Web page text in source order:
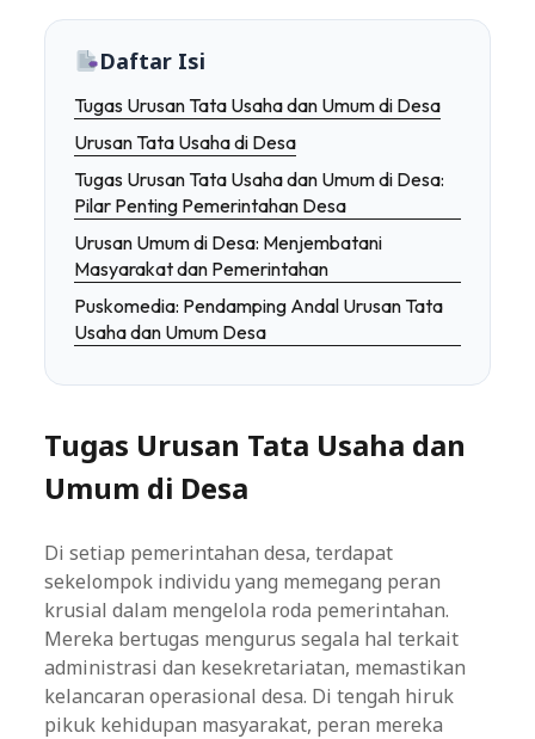
Daftar Isi
Tugas Urusan Tata Usaha dan Umum di Desa
Urusan Tata Usaha di Desa
Tugas Urusan Tata Usaha dan Umum di Desa:
Pilar Penting Pemerintahan Desa
Urusan Umum di Desa: Menjembatani
Masyarakat dan Pemerintahan
Puskomedia: Pendamping Andal Urusan Tata
Usaha dan Umum Desa
Tugas Urusan Tata Usaha dan
Umum di Desa
Di setiap pemerintahan desa, terdapat
sekelompok individu yang memegang peran
krusial dalam mengelola roda pemerintahan.
Mereka bertugas mengurus segala hal terkait
administrasi dan kesekretariatan, memastikan
kelancaran operasional desa. Di tengah hiruk
pikuk kehidupan masyarakat, peran mereka